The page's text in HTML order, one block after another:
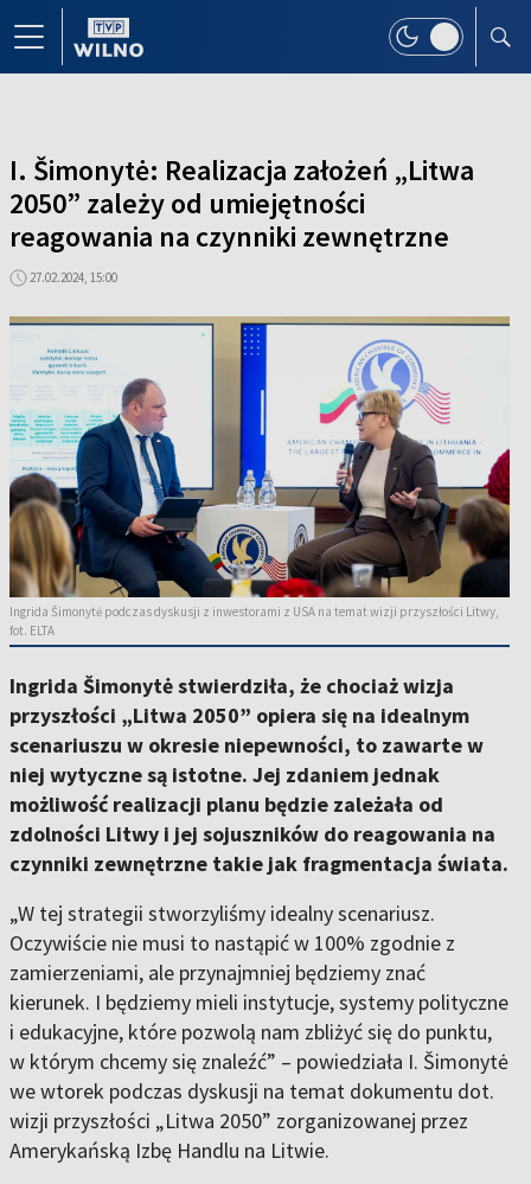
I. Šimonytė: Realizacja założeń „Litwa
2050” zależy od umiejętności
reagowania na czynniki zewnętrzne
27.02.2024, 15:00
Ingrida Šimonytė podczas dyskusji z inwestorami z USA na temat wizji przyszłości Litwy,
fot. ELTA
Ingrida Šimonytė stwierdziła, że chociaż wizja
przyszłości „Litwa 2050” opiera się na idealnym
scenariuszu w okresie niepewności, to zawarte w
niej wytyczne są istotne. Jej zdaniem jednak
możliwość realizacji planu będzie zależała od
zdolności Litwy i jej sojuszników do reagowania na
czynniki zewnętrzne takie jak fragmentacja świata.
„W tej strategii stworzyliśmy idealny scenariusz.
Oczywiście nie musi to nastąpić w 100% zgodnie z
zamierzeniami, ale przynajmniej będziemy znać
kierunek. I będziemy mieli instytucje, systemy polityczne
i edukacyjne, które pozwolą nam zbliżyć się do punktu,
w którym chcemy się znaleźć” – powiedziała I. Šimonytė
we wtorek podczas dyskusji na temat dokumentu dot.
wizji przyszłości „Litwa 2050” zorganizowanej przez
Amerykańską Izbę Handlu na Litwie.